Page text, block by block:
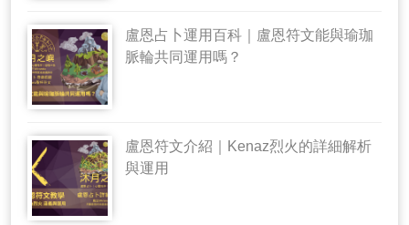
盧恩占卜運用百科｜盧恩符文能與瑜珈
脈輪共同運用嗎？
盧恩符文介紹｜Kenaz烈火的詳細解析
與運用